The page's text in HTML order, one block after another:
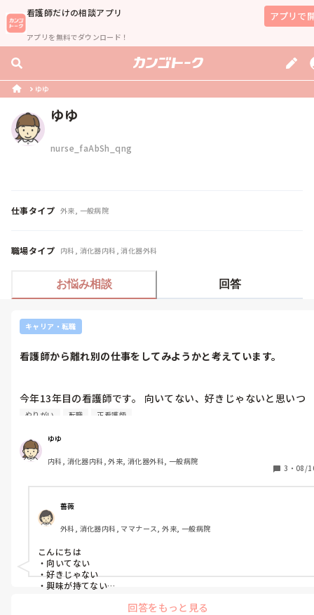
看護師だけの相談アプリ
アプリを無料でダウンロード！
アプリで
ゆゆ
ゆゆ
nurse_faAbSh_qng
仕事タイプ 外来, 一般病院
職場タイプ 内科, 消化器内科, 消化器外科
お悩み相談 回答
キャリア・転職
看護師から離れ別の仕事をしてみようかと考えています。
今年13年目の看護師です。 向いてない、好きじゃないと思いつ
つ、なんとかここまでやってきました。 仕事は責任を持ってやっ
あります。
ある程度の年齢で区切りをつけて、一度看護師から離れてみよう
かなとも考えているのですが、同じような方います
やりがい 転職 正看護師
ゆゆ
内科, 消化器内科, 外来, 消化器外科, 一般病院
3 ・ 08/
薔薇
外科, 消化器内科, ママナース, 外来, 一般病院
こんにちは
・向いてない
・好きじゃない
・興味が持てない
はまさしく私と一緒だなーと思いコメントしてみました。子どもに
回答をもっと見る